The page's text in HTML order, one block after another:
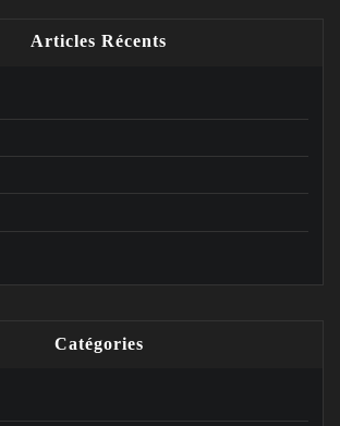
Articles Récents
Catégories